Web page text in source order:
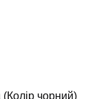
чорний)